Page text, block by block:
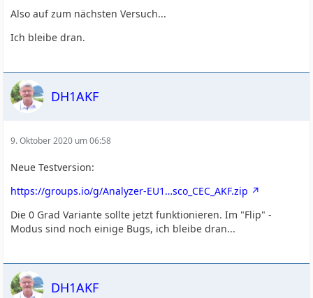
Also auf zum nächsten Versuch...
Ich bleibe dran.
DH1AKF
9. Oktober 2020 um 06:58
Neue Testversion:
https://groups.io/g/Analyzer-EU1…sco_CEC_AKF.zip
Die 0 Grad Variante sollte jetzt funktionieren. Im "Flip" -
Modus sind noch einige Bugs, ich bleibe dran...
DH1AKF